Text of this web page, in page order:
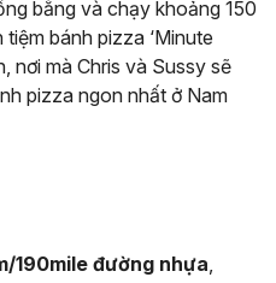
bằng và chạy khoảng 150
bánh pizza ‘Minute
nơi mà Chris và Sussy sẽ
pizza ngon nhất ở Nam
190mile đường nhựa,